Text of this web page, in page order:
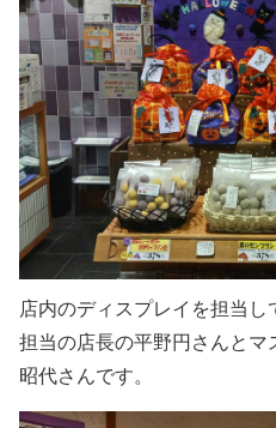
店内のディスプレイを担当
担当の店長の平野円さんと
昭代さんです。